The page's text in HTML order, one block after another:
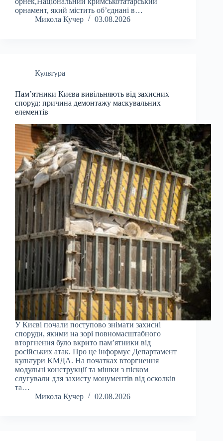
орнамент, який містить об’єднані в…
Микола Кучер
03.08.2026
Культура
Пам’ятники Києва вивільняють від захисних
споруд: причина демонтажу маскувальних
елементів
У Києві почали поступово знімати захисні
споруди, якими на зорі повномасштабного
вторгнення було вкрито пам’ятники від
російських атак. Про це інформує Департамент
культури КМДА. На початках вторгнення
модульні конструкції та мішки з піском
слугували для захисту монументів від осколків
та…
Микола Кучер
02.08.2026